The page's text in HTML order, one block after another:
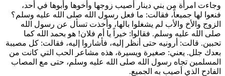
وجاءت امرأة من بني دينار أصيب زوجها وأخوها وأبوها في أحد،
فنعوا لها جميعاً، فقالت: ما فعل رسول الله صلى الله عليه وسلم؟
الزوج والأخ والأب لم يشغلوا بالها، وأخذت تسأل عن رسول الله
صلى الله عليه وسلم. فقالوا: خيراً يا أم فلان! هو بحمد الله كما
تحبين. قالت: أرونيه حتى أنظر إليه، فأشاروا إليه، فقالت: كل مصيبة
بعدك جلل. يعني: صغيرة ويسيرة، هذه مشاعر الحب التي كانت من
المسلمين تجاه رسول الله صلى الله عليه وسلم، حتى مع المصاب
الفادح الذي أصيب به الجميع.